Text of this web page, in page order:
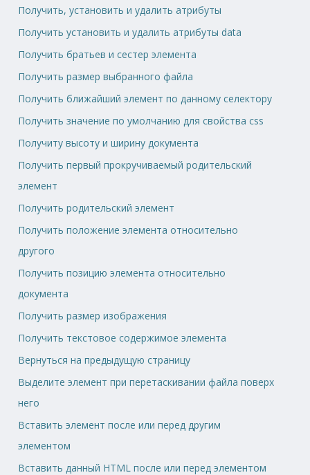
Получить, установить и удалить атрибуты
Получить установить и удалить атрибуты data
Получить братьев и сестер элемента
Получить размер выбранного файла
Получить ближайший элемент по данному селектору
Получить значение по умолчанию для свойства css
Получиту высоту и ширину документа
Получить первый прокручиваемый родительский
элемент
Получить родительский элемент
Получить положение элемента относительно
другого
Получить позицию элемента относительно
документа
Получить размер изображения
Получить текстовое содержимое элемента
Вернуться на предыдущую страницу
Выделите элемент при перетаскивании файла поверх
него
Вставить элемент после или перед другим
элементом
Вставить данный HTML после или перед элементом